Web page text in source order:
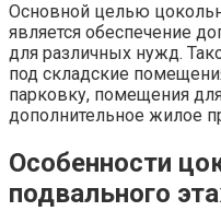
Основной целью
является обеспечение
для различных нужд.​
под складские
парковку, помещения
дополнительное жилое
Особенности
подвального